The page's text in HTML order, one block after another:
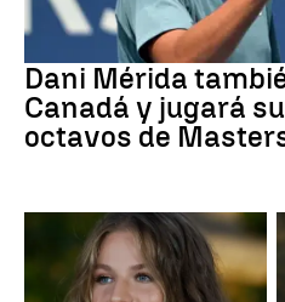
Dani Mérida
Canadá y jugará
octavos de